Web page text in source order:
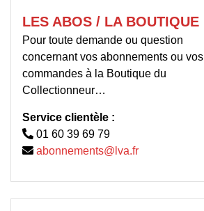
LES ABOS / LA BOUTIQUE
Pour toute demande ou question
concernant vos abonnements ou vos
commandes à la Boutique du
Collectionneur…
Service clientèle :
01 60 39 69 79
abonnements@lva.fr